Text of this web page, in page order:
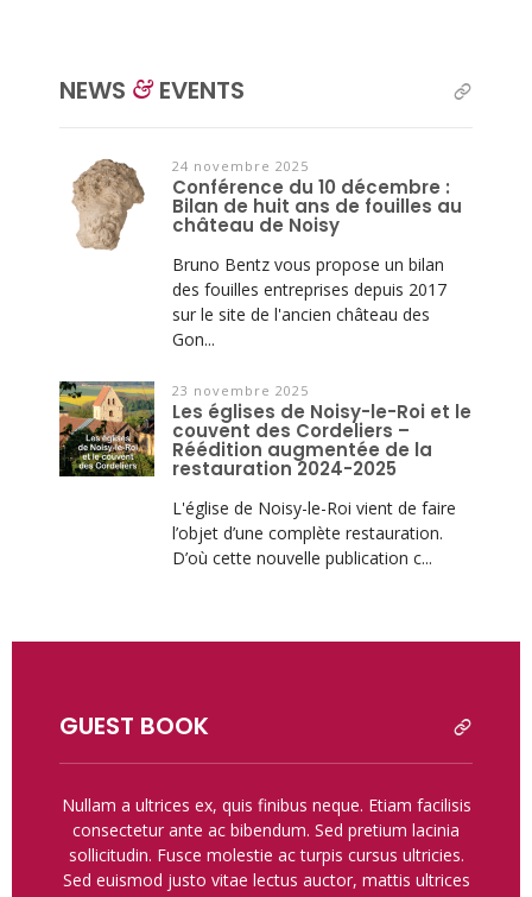
NEWS &EVENTS
24 novembre 2025
Conférence du 10 décembre :
Bilan de huit ans de fouilles au
château de Noisy
Bruno Bentz vous propose un bilan
des fouilles entreprises depuis 2017
sur le site de l'ancien château des
Gon...
23 novembre 2025
Les églises de Noisy-le-Roi et le
couvent des Cordeliers –
Réédition augmentée de la
restauration 2024-2025
L'église de Noisy-le-Roi vient de faire
l’objet d’une complète restauration.
D’où cette nouvelle publication c...
GUEST BOOK
read
all
Nullam a ultrices ex, quis finibus neque. Etiam facilisis
consectetur ante ac bibendum. Sed pretium lacinia
sollicitudin. Fusce molestie ac turpis cursus ultricies.
Sed euismod justo vitae lectus auctor, mattis ultrices